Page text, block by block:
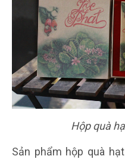
Hộp quà
Sản phẩm hộp quà